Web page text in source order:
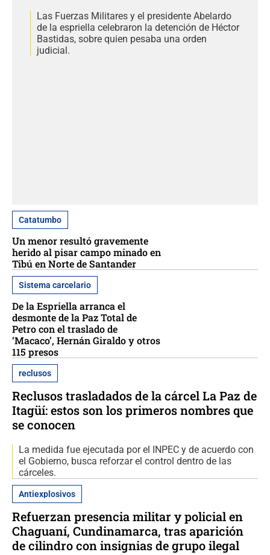
Las Fuerzas Militares y el presidente Abelardo
de la espriella celebraron la detención de Héctor
Bastidas, sobre quien pesaba una orden
judicial.
Catatumbo
Un menor resultó gravemente
herido al pisar campo minado en
Tibú en Norte de Santander
Sistema carcelario
De la Espriella arranca el
desmonte de la Paz Total de
Petro con el traslado de
‘Macaco’, Hernán Giraldo y otros
115 presos
reclusos
Reclusos trasladados de la cárcel La Paz de
Itagüí: estos son los primeros nombres que
se conocen
La medida fue ejecutada por el INPEC y de acuerdo con
el Gobierno, busca reforzar el control dentro de las
cárceles.
Antiexplosivos
Refuerzan presencia militar y policial en
Chaguaní, Cundinamarca, tras aparición
de cilindro con insignias de grupo ilegal